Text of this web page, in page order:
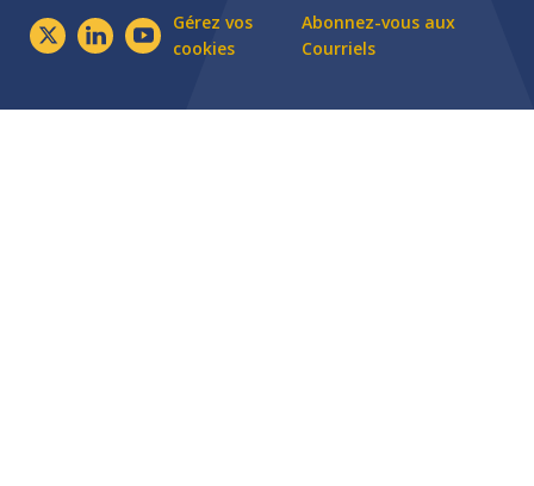
Gérez vos
cookies
Abonnez-vous aux
Courriels